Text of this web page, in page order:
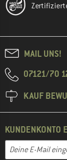
MAIL UNS!
07121/70
KAUF
KUNDENKONTO
E-Mail-Adresse
Gib hier deine E-